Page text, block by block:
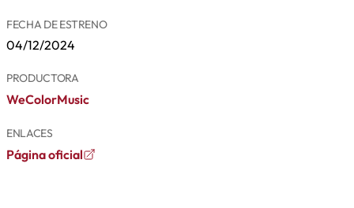
FECHA DE ESTRENO
04/12/2024
PRODUCTORA
WeColorMusic
ENLACES
Página oficial